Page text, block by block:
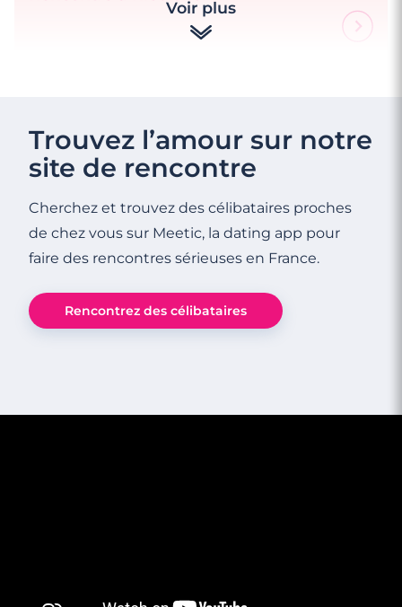
3 minutes
Voir plus
Trouvez l’amour sur notre
site de rencontre
Cherchez et trouvez des célibataires proches
de chez vous sur Meetic, la dating app pour
faire des rencontres sérieuses en France.
Rencontrez des célibataires